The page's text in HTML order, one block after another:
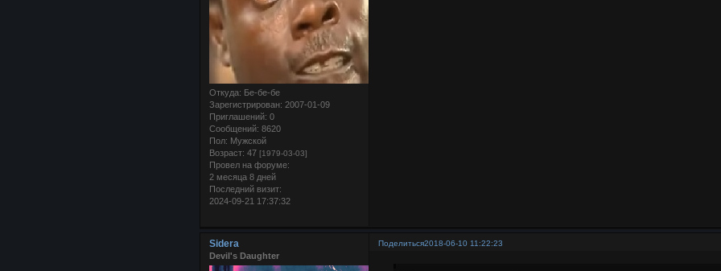
Откуда: Бе-бе-бе
Зарегистрирован: 2007-01-09
Приглашений: 0
Сообщений: 8620
Пол: Мужской
Возраст: 47 [1979-03-03]
Провел на форуме:
2 месяца 8 дней
Последний визит:
2024-09-21 17:37:32
Поделиться2018-06-10 11:22:23
Sidera
Devil's Daughter